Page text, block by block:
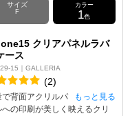
サイズ
F
カラー
1色
クリアパネルラバ
ース
15｜GALLERIA
(2)
もっと見る
で背面アクリルパ
への印刷が美しく映えるクリ